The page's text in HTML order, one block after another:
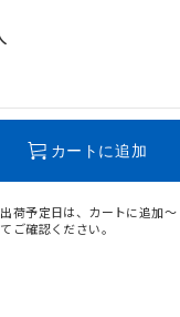
混在する可能性があり
。
カートに追加
荷予定日は、カートに追加
ご確認ください。